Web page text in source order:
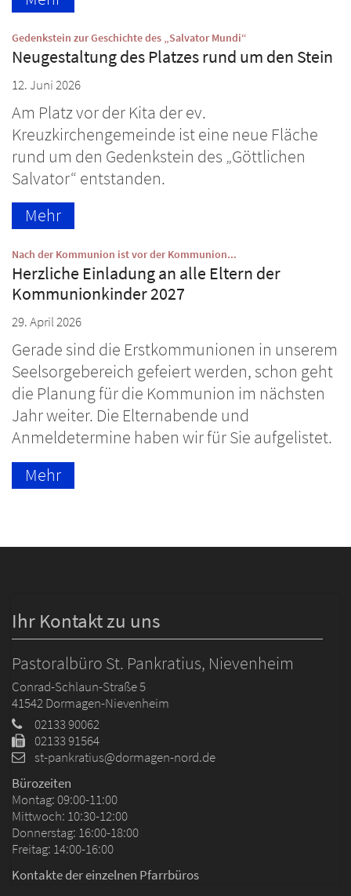
Gedenkstein zur Geschichte des „Salvator Mundi“
Neugestaltung des Platzes rund um den Stein
12. Juni 2026
Am Platz vor der Kita der ev.
Kreuzkirchengemeinde ist eine neue Fläche
rund um den Gedenkstein des „Göttlichen
Salvator“ entstanden.
Mehr
Nach der Kommunion ist vor der Kommunion...
Herzliche Einladung an alle Eltern der
Kommunionkinder 2027
29. April 2026
Gerade sind die Erstkommunionen in unserem
Seelsorgebereich gefeiert werden, schon geht
die Planung für die Kommunion im nächsten
Jahr weiter. Die Elternabende und
Anmeldetermine haben wir für Sie aufgelistet.
Mehr
Ihr Kontakt zu uns
Pastoralbüro St. Pankratius, Nievenheim
Conrad-Schlaun-Straße 5
41542Dormagen-Nievenheim
02133 90062
02133 91564
st-pankratius@dormagen-nord.de
Bürozeiten
Montag: 09:00-11:00
Mittwoch: 10:30-12:00
Donnerstag: 16:00-18:00
Freitag: 14:00-16:00
Kontakte der einzelnen Pfarrbüros